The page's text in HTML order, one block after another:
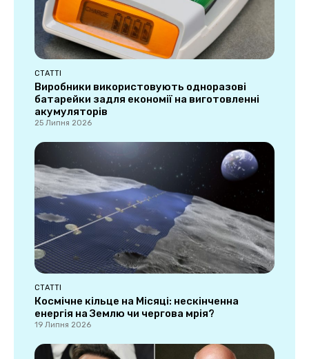
СТАТТІ
Виробники використовують одноразові
батарейки задля економії на виготовленні
акумуляторів
25 Липня 2026
СТАТТІ
Космічне кільце на Місяці: нескінченна
енергія на Землю чи чергова мрія?
19 Липня 2026